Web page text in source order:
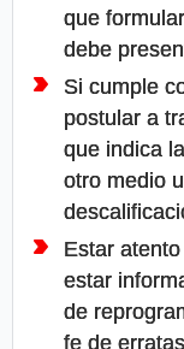
que
debe
Si cumple
postular a
que indica
otro medio
Estar
estar
de
fe de